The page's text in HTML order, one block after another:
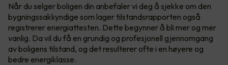
Når du selger boligen din anbefaler vi deg å sjekke om den
bygningssakkyndige som lager tilstandsrapporten også
registrerer energiattesten. Dette begynner å bli mer og mer
vanlig. Da vil du få en grundig og profesjonell gjennomgang
av boligens tilstand, og det resulterer ofte i en høyere og
bedre energiklasse.